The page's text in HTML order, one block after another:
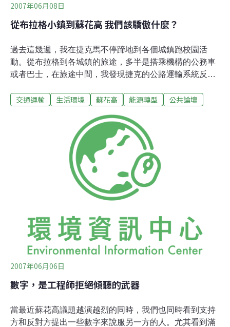
2007年06月08日
從布拉格小鎮到蘇花高 我們該驕傲什麼？
過去這幾週，我在捷克馬不停蹄地到各個城鎮跑校園活
動。從布拉格到各城鎮的旅途，多半是搭乘機構的公務車
或者巴士，在旅途中間，我發現捷克的公路運輸系統反而
統並不如台灣來得發達，多半仍是屬於中小型的公路，甚
來講也可能花費不少時間，對於趕時間的旅客來說的確是
不太方便！我發現在這個相對拉長時間的旅運過程中，或
許坐車做得有些累了，但當我可以靜下心來思考時，其實
整個旅程讓我觀察到更多的是捷克鄉間寧靜、和諧的傳統
農村景致，也讓我得以短暫脫離布拉格市區擁擠、嘈雜的
那一面，充分享受片刻的靜諡，瞬時間有種想多待在小鎮
幾天的衝動。我經常想到，其實在台灣，東部始終是我最
期，這不是走馬看花式的旅遊，這裡卻是讓我得以身心都
能暫時放鬆的好山好水。相對比台灣的蘇花高爭議，蘇花
交通運輸 生活環境 蘇花高 能源轉型 公共論壇
2007年06月06日
數字，是工程師拒絕傾聽的武器
當最近蘇花高議題越演越烈的同時，我們也同時看到支持
方和反對方提出一些數字來說服另一方的人。尤其看到滿